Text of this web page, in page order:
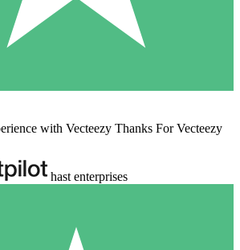
with Vecteezy Thanks For Vecteezy
hast enterprises